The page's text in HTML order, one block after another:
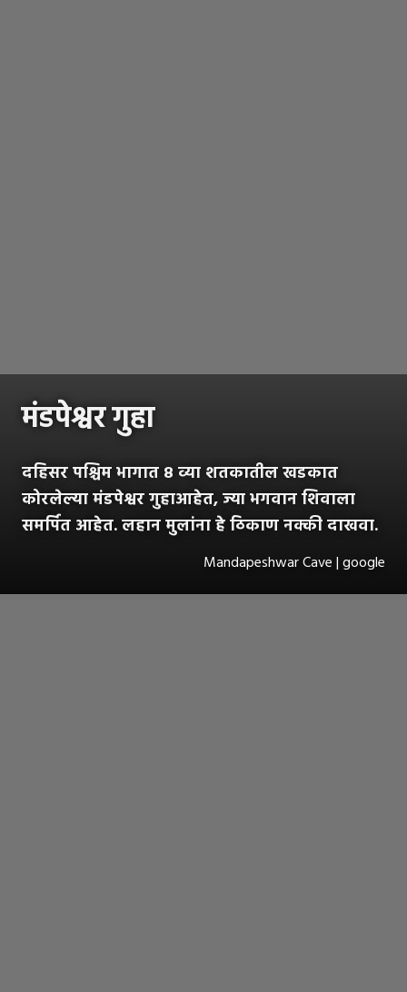
मंडपेश्वर गुहा
दहिसर पश्चिम भागात ८ व्या शतकातील खडकात
कोरलेल्या मंडपेश्वर गुहाआहेत, ज्या भगवान शिवाला
समर्पित आहेत. लहान मुलांना हे ठिकाण नक्की दाखवा.
Mandapeshwar Cave | google